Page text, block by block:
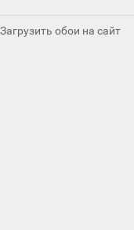
Загрузить обои на сайт